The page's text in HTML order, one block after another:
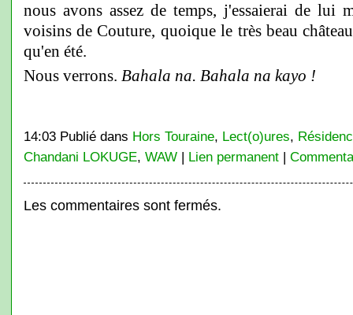
nous avons assez de temps, j'essaierai de lui
voisins de Couture, quoique le très beau
qu'en été.
Nous verrons. Bahala na. Bahala na kayo !
14:03 Publié dans Hors Touraine, Lect(o)ures,
Chandani LOKUGE, WAW| Lien permanent|
Les commentaires sont fermés.